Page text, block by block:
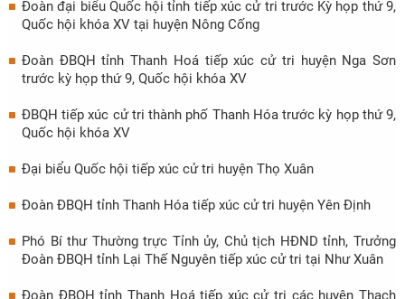
Đoàn đại biểu Quốc hội tỉnh tiếp xúc cử tri trước Kỳ họp thứ 9,
Quốc hội khóa XV tại huyện Nông Cống
Đoàn ĐBQH tỉnh Thanh Hoá tiếp xúc cử tri huyện Nga Sơn
trước kỳ họp thứ 9, Quốc hội khóa XV
ĐBQH tiếp xúc cử tri thành phố Thanh Hóa trước kỳ họp thứ 9,
Quốc hội khóa XV
Đại biểu Quốc hội tiếp xúc cử tri huyện Thọ Xuân
Đoàn ĐBQH tỉnh Thanh Hóa tiếp xúc cử tri huyện Yên Định
Phó Bí thư Thường trực Tỉnh ủy, Chủ tịch HĐND tỉnh, Trưởng
Đoàn ĐBQH tỉnh Lại Thế Nguyên tiếp xúc cử tri tại Như Xuân
Đoàn ĐBQH tỉnh Thanh Hoá tiếp xúc cử tri các huyện Thạch